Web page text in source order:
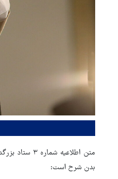
متن
بدن شرح است: